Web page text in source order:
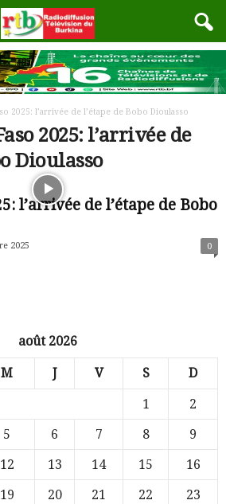
2025: l’arrivée de l’étape de Bobo Dioulasso
2025: l’arrivée de
Dioulasso
l’arrivée de l’étape de Bobo
2025 0
août 2026
M J V S D
1
2
5 6 7 8
9
12 13 14 15
16
19 20 21 22
23